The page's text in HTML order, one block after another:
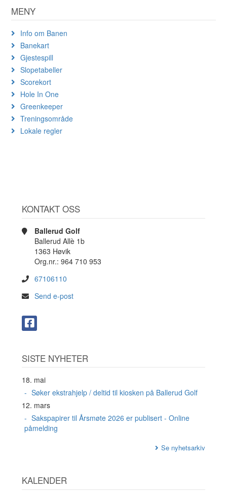
MENY
Info om Banen
Banekart
Gjestespill
Slopetabeller
Scorekort
Hole In One
Greenkeeper
Treningsområde
Lokale regler
KONTAKT OSS
Ballerud Golf
Ballerud Allè 1b
1363 Høvik
Org.nr.: 964 710 953
67106110
Send e-post
SISTE NYHETER
18. mai
Søker ekstrahjelp / deltid til kiosken på Ballerud Golf
12. mars
Sakspapirer til Årsmøte 2026 er publisert - Online
påmelding
Se nyhetsarkiv
KALENDER